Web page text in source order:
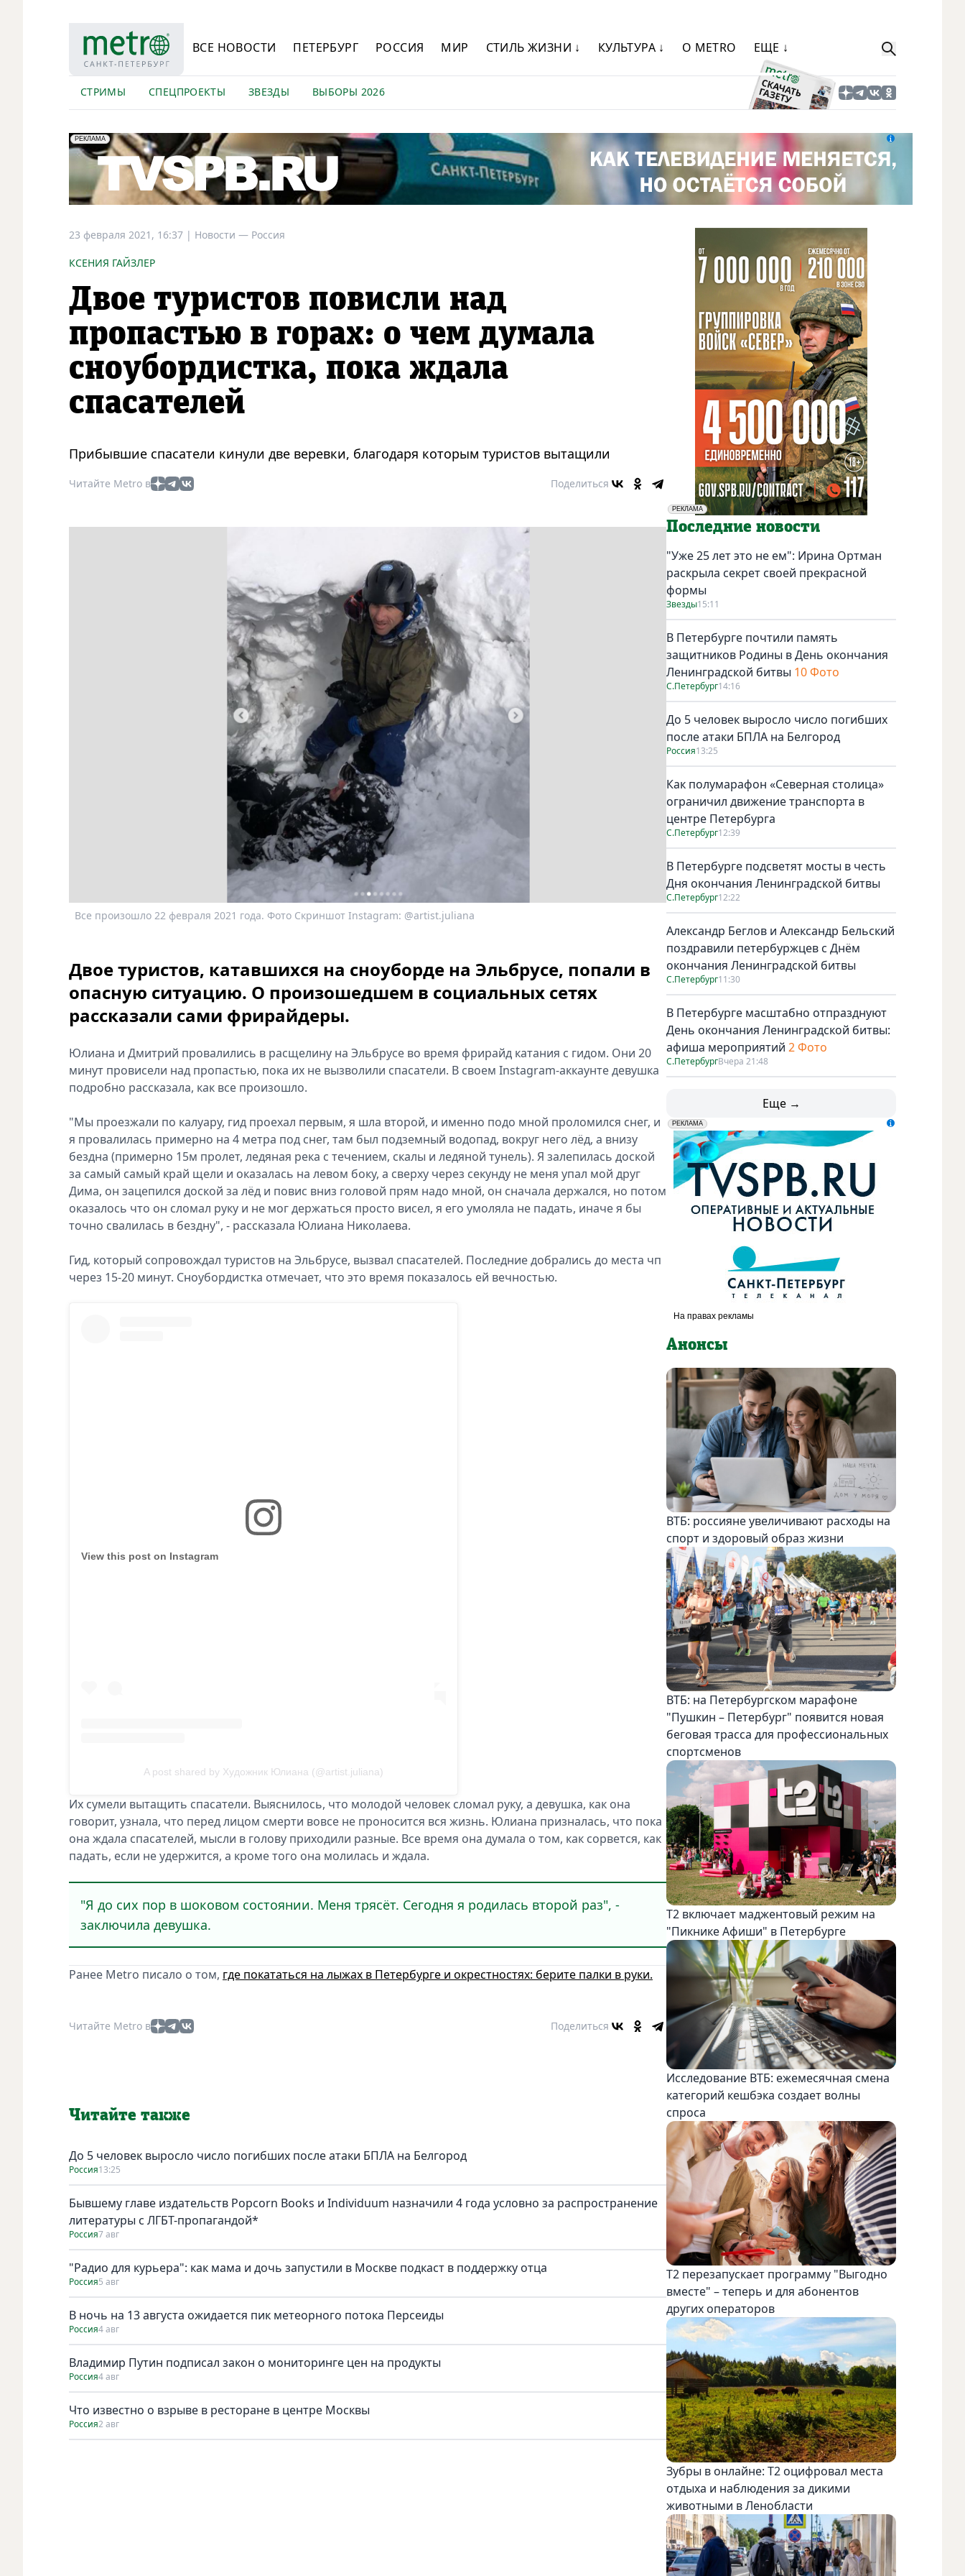
ВСЕ НОВОСТИ ПЕТЕРБУРГ РОССИЯ МИР СТИЛЬ ЖИЗНИ ↓ КУЛЬТУРА ↓ О METRO ЕЩЕ ↓
СТРИМЫ СПЕЦПРОЕКТЫ ЗВЕЗДЫ ВЫБОРЫ 2026
erid: LdtCK5Efv
РЕКЛАМА
АО "ГАТР", ИНН: 7841320717
23 февраля 2021, 16:37 | Новости — Россия
КСЕНИЯ ГАЙЗЛЕР
Двое туристов повисли над
пропастью в горах: о чем думала
сноубордистка, пока ждала
спасателей
Прибывшие спасатели кинули две веревки, благодаря которым туристов вытащили
Читайте Metro в Поделиться
Все произошло 22 февраля 2021 года. Фото Скриншот Instagram: @artist.juliana
Двое туристов, катавшихся на сноуборде на Эльбрусе, попали в
опасную ситуацию. О произошедшем в социальных сетях
рассказали сами фрирайдеры.
Юлиана и Дмитрий провалились в расщелину на Эльбрусе во время фрирайд катания с гидом. Они 20
минут провисели над пропастью, пока их не вызволили спасатели. В своем Instagram-аккаунте девушка
подробно рассказала, как все произошло.
"Мы проезжали по калуару, гид проехал первым, я шла второй, и именно подо мной проломился снег, и
я провалилась примерно на 4 метра под снег, там был подземный водопад, вокруг него лёд, а внизу
бездна (примерно 15м пролет, ледяная река с течением, скалы и ледяной тунель). Я залепилась доской
за самый самый край щели и оказалась на левом боку, а сверху через секунду не меня упал мой друг
Дима, он зацепился доской за лёд и повис вниз головой прям надо мной, он сначала держался, но потом
оказалось что он сломал руку и не мог держаться просто висел, я его умоляла не падать, иначе я бы
точно свалилась в бездну", - рассказала Юлиана Николаева.
Гид, который сопровождал туристов на Эльбрусе, вызвал спасателей. Последние добрались до места чп
через 15-20 минут. Сноубордистка отмечает, что это время показалось ей вечностью.
View this post on Instagram
A post shared by Художник Юлиана (@artist.juliana)
Их сумели вытащить спасатели. Выяснилось, что молодой человек сломал руку, а девушка, как она
говорит, узнала, что перед лицом смерти вовсе не проносится вся жизнь. Юлиана призналась, что пока
она ждала спасателей, мысли в голову приходили разные. Все время она думала о том, как сорвется, как
падать, если не удержится, а кроме того она молилась и ждала.
"Я до сих пор в шоковом состоянии. Меня трясёт. Сегодня я родилась второй раз", -
заключила девушка.
Ранее Metro писало о том, где покататься на лыжах в Петербурге и окрестностях: берите палки в руки.
Читайте Metro в Поделиться
Читайте также
До 5 человек выросло число погибших после атаки БПЛА на Белгород
Россия13:25
Бывшему главе издательств Popcorn Books и Individuum назначили 4 года условно за распространение
литературы с ЛГБТ-пропагандой*
Россия7 авг
"Радио для курьера": как мама и дочь запустили в Москве подкаст в поддержку отца
Россия5 авг
В ночь на 13 августа ожидается пик метеорного потока Персеиды
Россия4 авг
Владимир Путин подписал закон о мониторинге цен на продукты
Россия4 авг
Что известно о взрыве в ресторане в центре Москвы
Россия2 авг
РЕКЛАМА
Социальная реклама
Последние новости
"Уже 25 лет это не ем": Ирина Ортман
раскрыла секрет своей прекрасной
формы
Звезды15:11
В Петербурге почтили память
защитников Родины в День окончания
Ленинградской битвы 10 Фото
С.Петербург14:16
До 5 человек выросло число погибших
после атаки БПЛА на Белгород
Россия13:25
Как полумарафон «Северная столица»
ограничил движение транспорта в
центре Петербурга
С.Петербург12:39
В Петербурге подсветят мосты в честь
Дня окончания Ленинградской битвы
С.Петербург12:22
Александр Беглов и Александр Бельский
поздравили петербуржцев с Днём
окончания Ленинградской битвы
С.Петербург11:30
В Петербурге масштабно отпразднуют
День окончания Ленинградской битвы:
афиша мероприятий 2 Фото
С.ПетербургВчера 21:48
Еще →
erid: LdtCK5udn
РЕКЛАМА
АО "ГАТР", ИНН: 7841320717
Анонсы
ВТБ: россияне увеличивают расходы на
спорт и здоровый образ жизни
ВТБ: на Петербургском марафоне
"Пушкин – Петербург" появится новая
беговая трасса для профессиональных
спортсменов
Т2 включает маджентовый режим на
"Пикнике Афиши" в Петербурге
Исследование ВТБ: ежемесячная смена
категорий кешбэка создает волны
спроса
Т2 перезапускает программу "Выгодно
вместе" – теперь и для абонентов
других операторов
Зубры в онлайне: Т2 оцифровал места
отдыха и наблюдения за дикими
животными в Ленобласти